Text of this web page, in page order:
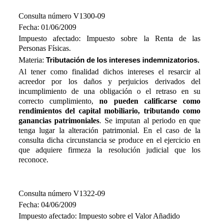
Consulta número V1300-09
Fecha: 01/06/2009
Impuesto afectado: Impuesto sobre la Renta de las
Personas Físicas.
Materia: Tributación de los intereses indemnizatorios.
Al tener como finalidad dichos intereses el resarcir al
acreedor por los daños y perjuicios derivados del
incumplimiento de una obligación o el retraso en su
correcto cumplimiento,no pueden calificarse como
rendimientos del capital mobiliario, tributando como
ganancias patrimoniales. Se imputan al periodo en que
tenga lugar la alteración patrimonial. En el caso de la
consulta dicha circunstancia se produce en el ejercicio en
que adquiere firmeza la resolución judicial que los
reconoce.
Consulta número V1322-09
Fecha: 04/06/2009
Impuesto afectado: Impuesto sobre el Valor Añadido